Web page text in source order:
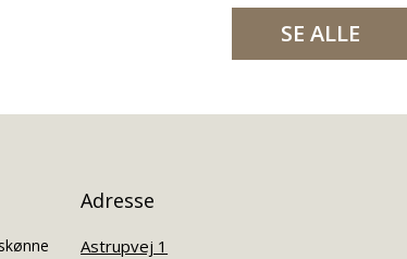
SE ALLE
Adresse
Astrupvej 1